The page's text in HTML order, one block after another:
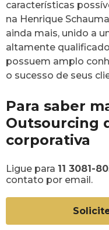
características
na Henrique
ainda mais, unido a
altamente
possuem amplo
o sucesso de seus
Para saber
Outsourcing
corporativa
Ligue para 11 3081-
contato por email.